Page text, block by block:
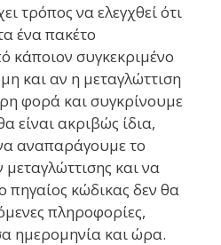
τρόπος να ελεγχθεί ότι
ένα πακέτο
κάποιον συγκεκριμένο
και αν η μεταγλώττιση
φορά και συγκρίνουμε
είναι ακριβώς ίδια,
αναπαράγουμε το
και να
πηγαίος κώδικας δεν θα
πληροφορίες,
ημερομηνία και ώρα.